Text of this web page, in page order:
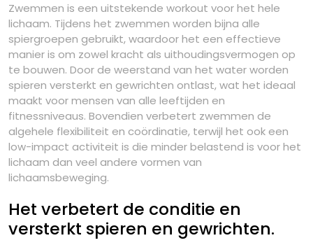
Zwemmen is een uitstekende workout voor het hele
lichaam. Tijdens het zwemmen worden bijna alle
spiergroepen gebruikt, waardoor het een effectieve
manier is om zowel kracht als uithoudingsvermogen op
te bouwen. Door de weerstand van het water worden
spieren versterkt en gewrichten ontlast, wat het ideaal
maakt voor mensen van alle leeftijden en
fitnessniveaus. Bovendien verbetert zwemmen de
algehele flexibiliteit en coördinatie, terwijl het ook een
low-impact activiteit is die minder belastend is voor het
lichaam dan veel andere vormen van
lichaamsbeweging.
Het verbetert de conditie en
versterkt spieren en gewrichten.